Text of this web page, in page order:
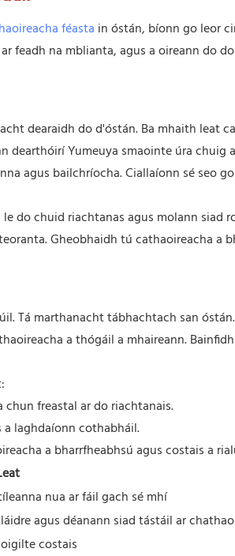
féasta in óstán, bíonn go leor
feadh na mblianta, agus a oireann do
dearaidh do d'óstán. Ba mhaith leat
dearthóirí Yumeuya smaointe úra chuig
agus bailchríocha. Ciallaíonn sé seo
do chuid riachtanas agus molann siad
Gheobhaidh tú cathaoireacha a
Tá marthanacht tábhachtach san
a thógáil a mhaireann.
freastal ar do riachtanais.
laghdaíonn cothabháil.
a bharrfheabhsú agus costais a
nua ar fáil gach sé mhí
agus déanann siad tástáil ar
costais